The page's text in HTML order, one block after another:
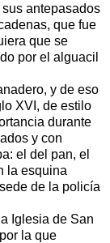
antepasados
que fue
que se
por el alguacil
y de eso
XVI, de estilo
durante
y con
el del pan, el
la esquina
de la policía
Iglesia de San
la que